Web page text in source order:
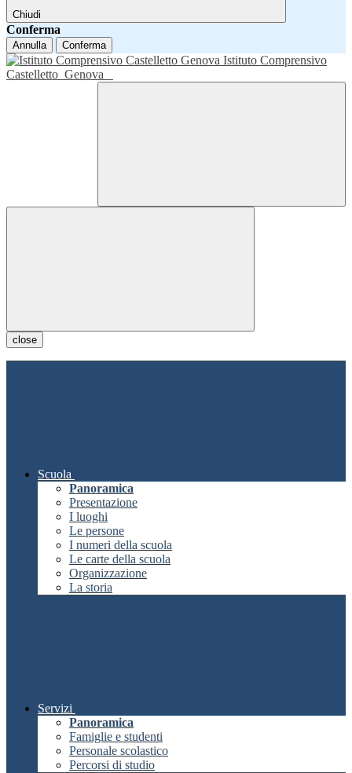
Chiudi
Conferma
Annulla Conferma
Istituto Comprensivo
Castelletto Genova
close
Scuola
Panoramica
Presentazione
I luoghi
Le persone
I numeri della scuola
Le carte della scuola
Organizzazione
La storia
Servizi
Panoramica
Famiglie e studenti
Personale scolastico
Percorsi di studio